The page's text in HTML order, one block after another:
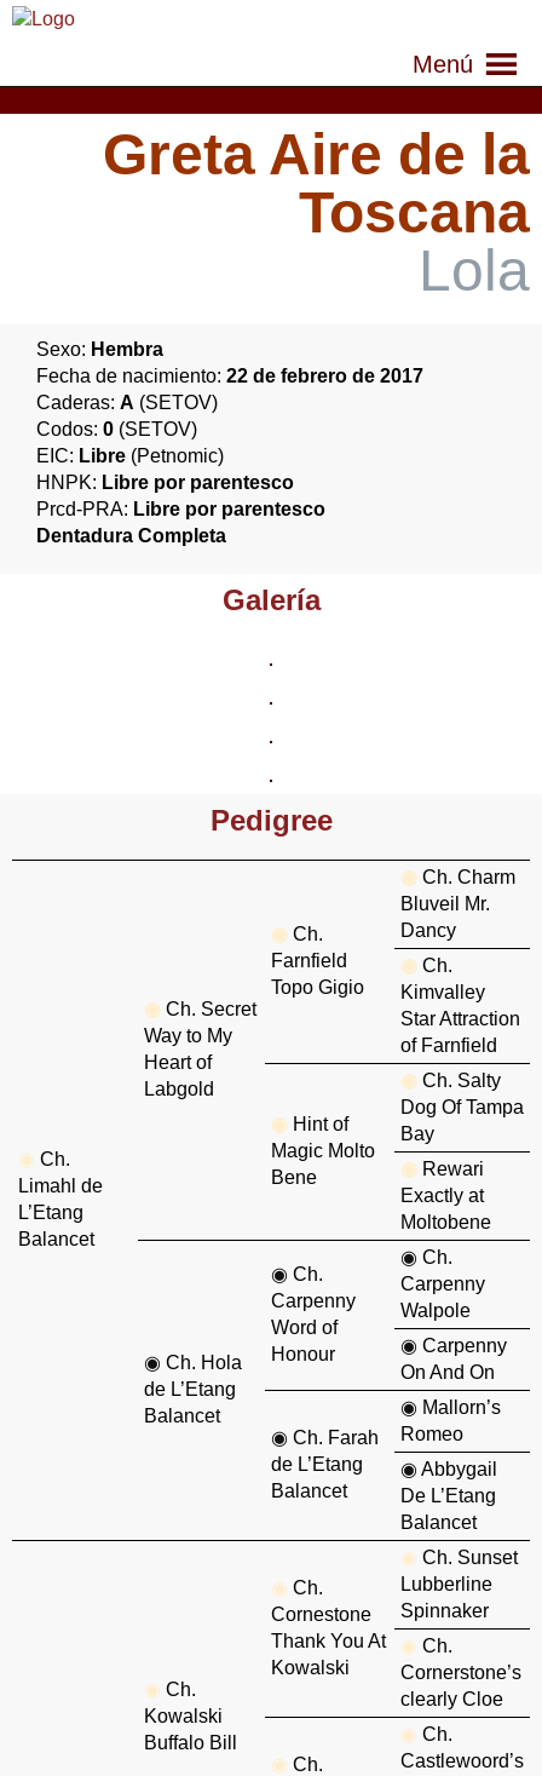
Menú
Greta Aire de la
Toscana
Lola
Sexo: Hembra
Fecha de nacimiento: 22 de febrero de 2017
Caderas: A (SETOV)
Codos: 0 (SETOV)
EIC: Libre (Petnomic)
HNPK: Libre por parentesco
Prcd-PRA: Libre por parentesco
Dentadura Completa
Galería
Pedigree
◉ Ch.
Limahl de
L’Etang
Balancet
◉ Ch. Secret
Way to My
Heart of
Labgold
◉ Ch.
Farnfield
Topo Gigio
◉ Ch. Charm
Bluveil Mr.
Dancy
◉ Ch.
Kimvalley
Star Attraction
of Farnfield
◉ Hint of
Magic Molto
Bene
◉ Ch. Salty
Dog Of Tampa
Bay
◉ Rewari
Exactly at
Moltobene
◉ Ch. Hola
de L’Etang
Balancet
◉ Ch.
Carpenny
Word of
Honour
◉ Ch.
Carpenny
Walpole
◉ Carpenny
On And On
◉ Ch. Farah
de L’Etang
Balancet
◉ Mallorn’s
Romeo
◉ Abbygail
De L’Etang
Balancet
◉ Ch.
Kowalski
Buffalo Bill
◉ Ch.
Cornestone
Thank You At
Kowalski
◉ Ch. Sunset
Lubberline
Spinnaker
◉ Ch.
Cornerstone’s
clearly Cloe
◉ Ch.
◉ Ch.
Castlewoord’s